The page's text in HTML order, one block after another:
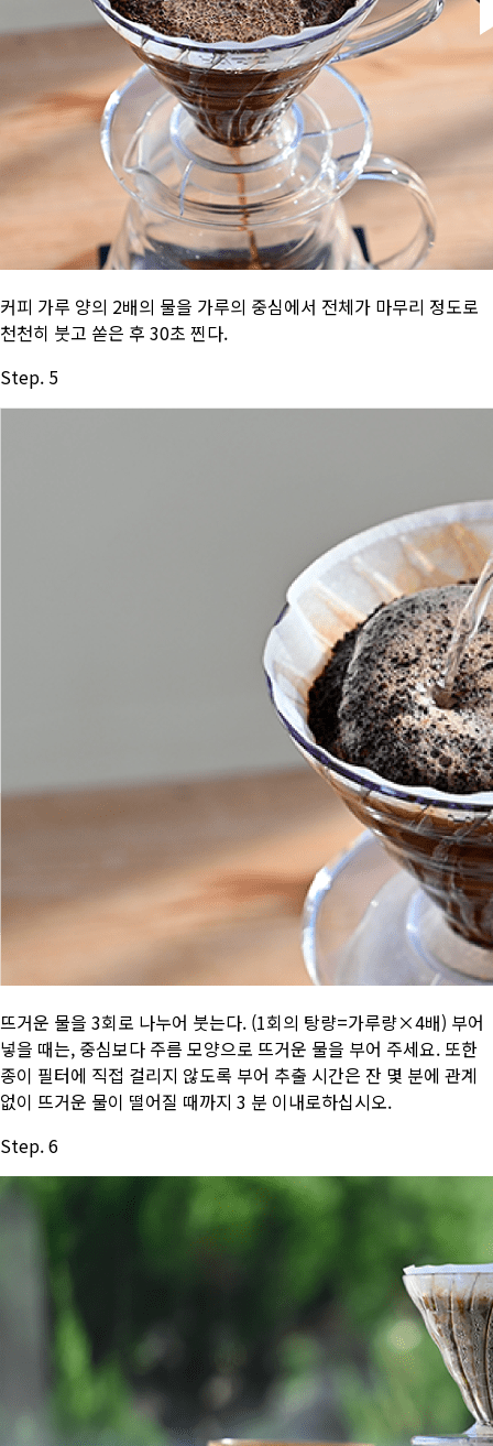
커피 가루 양의 2배의 물을 가루의 중심에서 전체가 마무리 정도로
천천히 붓고 쏟은 후 30초 찐다.
Step. 5
뜨거운 물을 3회로 나누어 붓는다. (1회의 탕량=가루량×4배) 부어
넣을 때는, 중심보다 주름 모양으로 뜨거운 물을 부어 주세요. 또한
종이 필터에 직접 걸리지 않도록 부어 추출 시간은 잔 몇 분에 관계
없이 뜨거운 물이 떨어질 때까지 3 분 이내로하십시오.
Step. 6